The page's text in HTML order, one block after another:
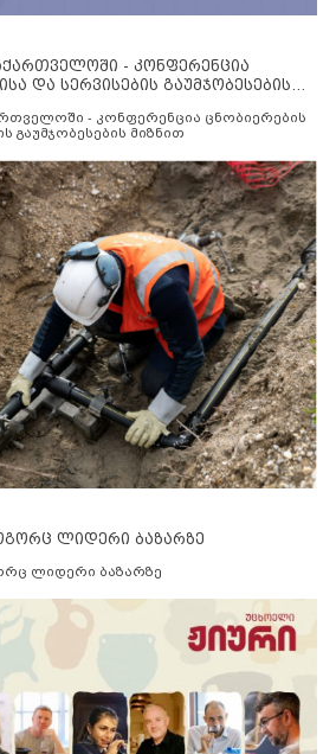
- კონფერენცია
და სერვისების გაუმჯობესების
- კონფერენცია ცნობიერების
გაუმჯობესების მიზნით
ლიდერი ბაზარზე
ლიდერი ბაზარზე